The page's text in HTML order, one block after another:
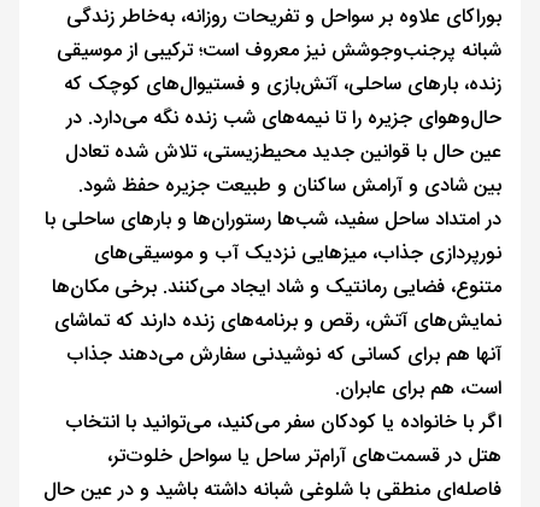
بوراکای علاوه بر سواحل و تفریحات روزانه، به‌خاطر زندگی
شبانه پرجنب‌وجوشش نیز معروف است؛ ترکیبی از موسیقی
زنده، بارهای ساحلی، آتش‌بازی و فستیوال‌های کوچک که
حال‌وهوای جزیره را تا نیمه‌های شب زنده نگه می‌دارد. در
عین حال با قوانین جدید محیط‌زیستی، تلاش شده تعادل
بین شادی و آرامش ساکنان و طبیعت جزیره حفظ شود.
در امتداد ساحل سفید، شب‌ها رستوران‌ها و بارهای ساحلی با
نورپردازی جذاب، میزهایی نزدیک آب و موسیقی‌های
متنوع، فضایی رمانتیک و شاد ایجاد می‌کنند. برخی مکان‌ها
نمایش‌های آتش، رقص و برنامه‌های زنده دارند که تماشای
آنها هم برای کسانی که نوشیدنی سفارش می‌دهند جذاب
است، هم برای عابران.
اگر با خانواده یا کودکان سفر می‌کنید، می‌توانید با انتخاب
هتل در قسمت‌های آرام‌تر ساحل یا سواحل خلوت‌تر،
فاصله‌ای منطقی با شلوغی شبانه داشته باشید و در عین حال